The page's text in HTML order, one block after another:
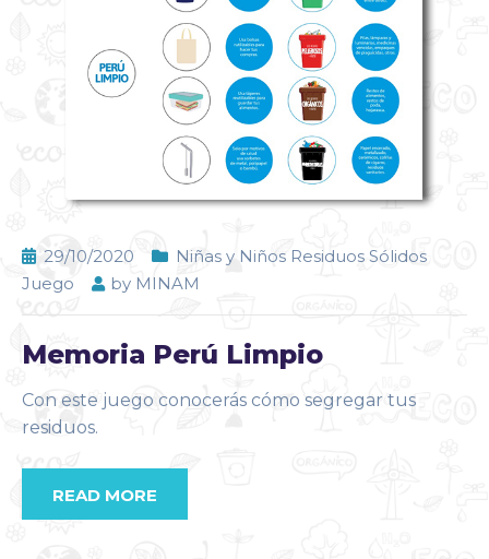
29/10/2020
Niñas y Niños Residuos Sólidos
Juego
by MINAM
Memoria Perú Limpio
Con este juego conocerás cómo segregar tus
residuos.
READ MORE